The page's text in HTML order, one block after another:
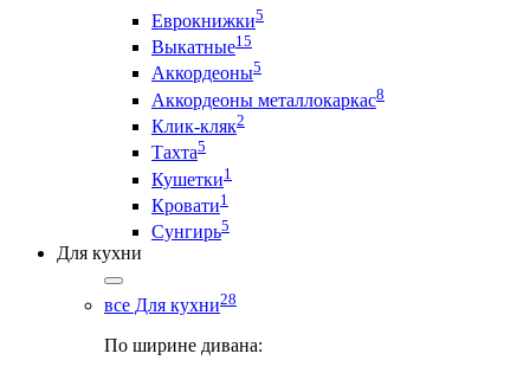
Еврокнижки5
Выкатные15
Аккордеоны5
Аккордеоны металлокаркас8
Клик-кляк2
Тахта5
Кушетки1
Кровати1
Сунгирь5
Для кухни
все Для кухни28
По ширине дивана: